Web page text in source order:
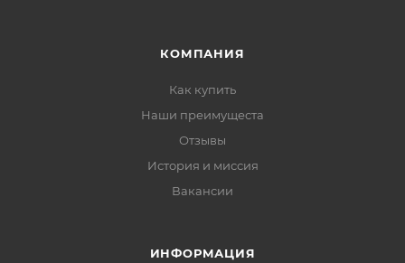
КОМПАНИЯ
Как купить
Наши преимущеста
Отзывы
История и миссия
Вакансии
ИНФОРМАЦИЯ